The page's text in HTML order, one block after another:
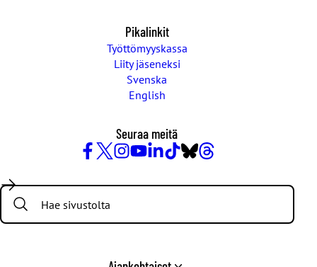
Pikalinkit
Työttömyyskassa
Liity jäseneksi
Svenska
English
Seuraa meitä
/
Twitter
Search: